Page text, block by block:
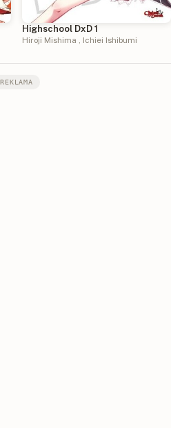
Highschool DxD 1
Hiroji Mishima , Ichiei Ishibumi
REKLAMA